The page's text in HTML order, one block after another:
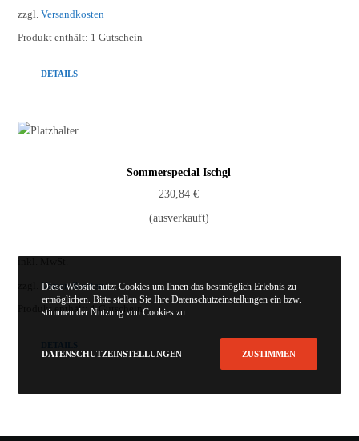
zzgl.Versandkosten
Produkt enthält: 1Gutschein
DETAILS
Sommerspecial Ischgl
230,84€
(ausverkauft)
Versandkosten
Produkt enthält: 1Gutschein
Diese Website nutzt Cookies um Ihnen das bestmöglich Erlebnis zu
ermöglichen. Bitte stellen Sie Ihre Datenschutzeinstellungen ein bzw.
stimmen der Nutzung von Cookies zu.
DATENSCHUTZEINSTELLUNGEN ZUSTIMMEN